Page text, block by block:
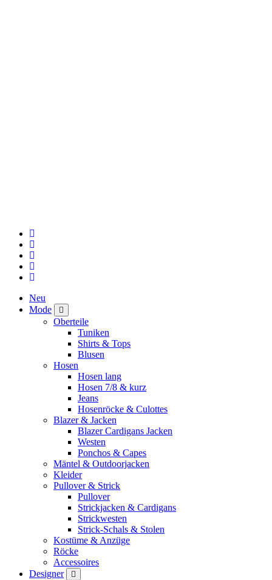
Neu
Mode
Oberteile
Tuniken
Shirts & Tops
Blusen
Hosen
Hosen lang
Hosen 7/8 & kurz
Jeans
Hosenröcke & Culottes
Blazer & Jacken
Blazer Cardigans Jacken
Westen
Ponchos & Capes
Mäntel & Outdoorjacken
Kleider
Pullover & Strick
Pullover
Strickjacken & Cardigans
Strickwesten
Strick-Schals & Stolen
Kostüme & Anzüge
Röcke
Accessoires
Designer